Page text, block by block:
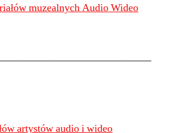
muzealnych Audio Wideo
artystów audio i wideo